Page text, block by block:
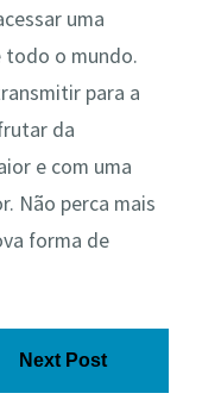
uma
todo o mundo.
para a
da
e com uma
Não perca mais
forma de
Next Post